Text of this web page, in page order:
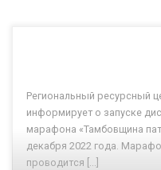
Региональный ресурсный
информирует о запуске
марафона «Тамбовщина
декабря 2022 года.
проводится […]